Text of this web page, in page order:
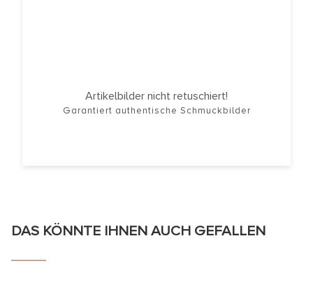
Artikelbilder nicht retuschiert!
Garantiert authentische Schmuckbilder
DAS KÖNNTE IHNEN AUCH GEFALLEN